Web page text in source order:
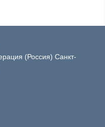
(Россия) Санкт-